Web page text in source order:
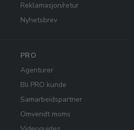
Reklamasjon/retur
Nyhetsbrev
PRO
Agenturer
Bli PRO kunde
Samarbeidspartner
Omvendt moms